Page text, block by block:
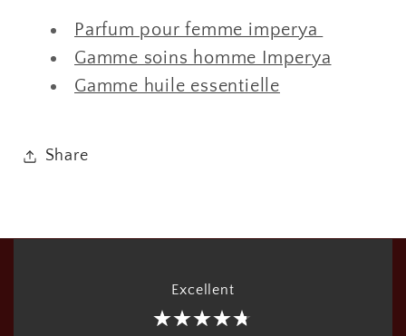
Parfum pour femme imperya
Gamme soins homme Imperya
Gamme huile essentielle
Share
Excellent